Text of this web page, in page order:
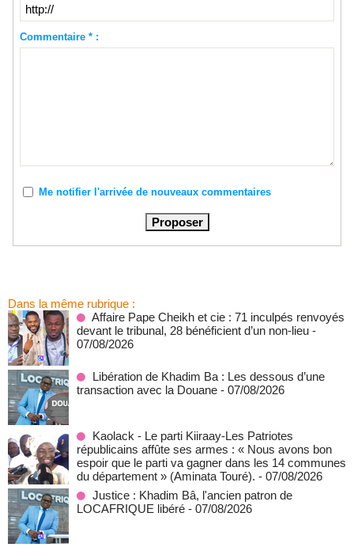
Commentaire * :
Me notifier l'arrivée de nouveaux commentaires
Dans la même rubrique :
Affaire Pape Cheikh et cie : 71 inculpés renvoyés
devant le tribunal, 28 bénéficient d’un non-lieu -
07/08/2026
Libération de Khadim Ba : Les dessous d’une
transaction avec la Douane - 07/08/2026
Kaolack - Le parti Kiiraay-Les Patriotes
républicains affûte ses armes : « Nous avons bon
espoir que le parti va gagner dans les 14 communes
du département » (Aminata Touré). - 07/08/2026
Justice : Khadim Bâ, l'ancien patron de
LOCAFRIQUE libéré - 07/08/2026